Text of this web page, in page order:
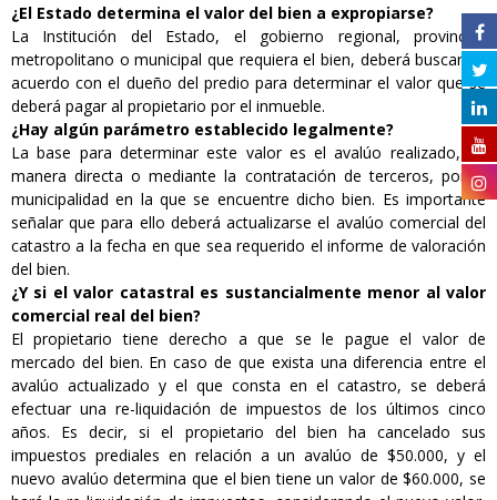
¿El Estado determina el valor del bien a expropiarse?
La Institución del Estado, el gobierno regional, provincial,
metropolitano o municipal que requiera el bien, deberá buscar un
acuerdo con el dueño del predio para determinar el valor que se
deberá pagar al propietario por el inmueble.
¿Hay algún parámetro establecido legalmente?
La base para determinar este valor es el avalúo realizado, de
manera directa o mediante la contratación de terceros, por la
municipalidad en la que se encuentre dicho bien. Es importante
señalar que para ello deberá actualizarse el avalúo comercial del
catastro a la fecha en que sea requerido el informe de valoración
del bien.
¿Y si el valor catastral es sustancialmente menor al valor
comercial real del bien?
El propietario tiene derecho a que se le pague el valor de
mercado del bien. En caso de que exista una diferencia entre el
avalúo actualizado y el que consta en el catastro, se deberá
efectuar una re-liquidación de impuestos de los últimos cinco
años. Es decir, si el propietario del bien ha cancelado sus
impuestos prediales en relación a un avalúo de $50.000, y el
nuevo avalúo determina que el bien tiene un valor de $60.000, se